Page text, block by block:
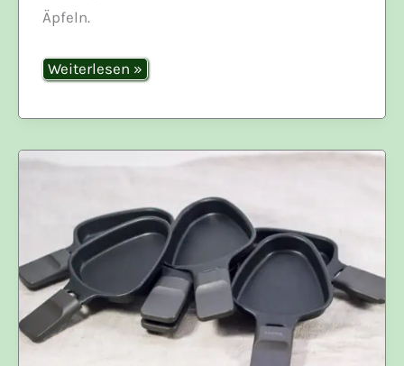
Äpfeln.
Wiener
Schnitzel
Weiterlesen »